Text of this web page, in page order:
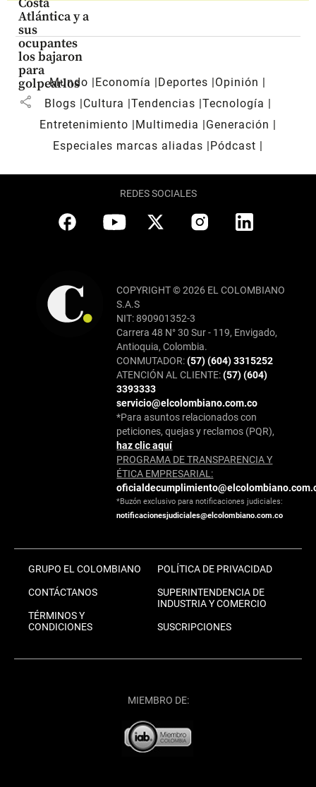
Costa
Atlántica y a
sus
ocupantes
los bajaron
para
golpearlos
share
Mundo Economía Deportes
Opinión
Blogs
Cultura Tendencias Tecnología
Entretenimiento
Multimedia
Generación
Especiales marcas aliadas
Pódcast
REDES SOCIALES
COPYRIGHT © 2026 EL COLOMBIANO
S.A.S
NIT: 890901352-3
Carrera 48 N° 30 Sur - 119, Envigado,
Antioquia, Colombia.
CONMUTADOR:(57) (604) 3315252
ATENCIÓN AL CLIENTE:(57) (604)
3393333
servicio@elcolombiano.com.co
*Para asuntos relacionados con
peticiones, quejas y reclamos (PQR),
haz clic aquí
PROGRAMA DE TRANSPARENCIA Y
ÉTICA EMPRESARIAL:
*Buzón exclusivo para notificaciones judiciales:
notificacionesjudiciales@elcolombiano.com.co
GRUPO EL COLOMBIANO
CONTÁCTANOS
TÉRMINOS Y
CONDICIONES
POLÍTICA DE PRIVACIDAD
SUPERINTENDENCIA DE
INDUSTRIA Y COMERCIO
SUSCRIPCIONES
MIEMBRO DE: